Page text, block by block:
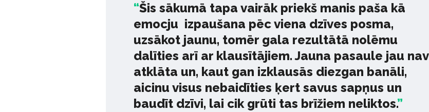
Šis sākumā tapa vairāk priekš manis paša kā
emocju izpaušana pēc viena dzīves posma,
uzsākot jaunu, tomēr gala rezultātā nolēmu
dalīties arī ar klausītājiem. Jauna pasaule jau nav
atklāta un, kaut gan izklausās diezgan banāli,
aicinu visus nebaidīties ķert savus sapņus un
baudīt dzīvi, lai cik grūti tas brīžiem neliktos.